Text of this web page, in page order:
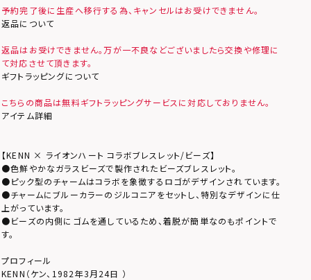
予約完了後に生産へ移行する為、キャンセルはお受けできません。
返品について
返品はお受けできません。万が一不良などございましたら交換や修理に
て対応させて頂きます。
ギフトラッピングについて
こちらの商品は無料ギフトラッピングサービスに対応しておりません。
アイテム詳細
【KENN × ライオンハート コラボブレスレット/ビーズ】
●色鮮やかなガラスビーズで製作されたビーズブレスレット。
●ピック型のチャームはコラボを象徴するロゴがデザインされています。
●チャームにブルーカラーのジルコニアをセットし、特別なデザインに仕
上がっています。
●ビーズの内側にゴムを通しているため、着脱が簡単なのもポイントで
す。
プロフィール
KENN（ケン、1982年3月24日 ）